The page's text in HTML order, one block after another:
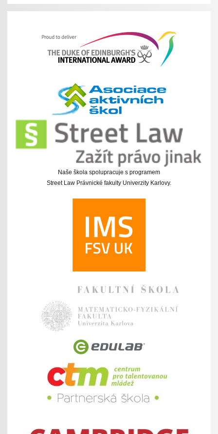
Naše škola spolupracuje s programem
Street Law Právnické fakulty Univerzity Karlovy.